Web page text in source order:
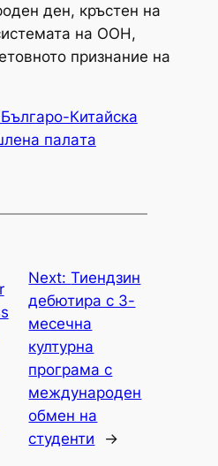
ден, кръстен на
на ООН,
признание на
Китайска
палaта
Next:Тиендзин
дебютира с 3-
месечна
културна
програма с
международен
обмен на
студенти
→